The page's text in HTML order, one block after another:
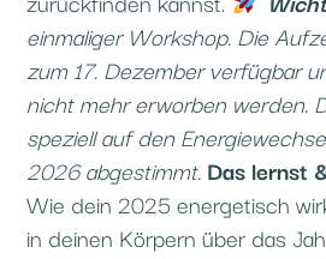
einmaliger Workshop. Die
zum 17. Dezember verfügbar
nichtmehr erworben werden.
speziell auf den
2026 abgestimmt. Das lernst
Wie dein 2025 energetisch
in deinen Körpern über das